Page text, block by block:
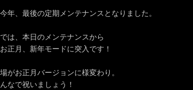
年、最後の定期メンテナンスとなりました。
は、本日のメンテナンスから
正月、新年モードに突入です！
がお正月バージョンに様変わり。
なで祝いましょう！